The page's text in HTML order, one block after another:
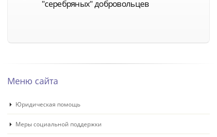
"серебряных" добровольцев
Меню сайта
Юридическая помощь
Меры социальной поддержки